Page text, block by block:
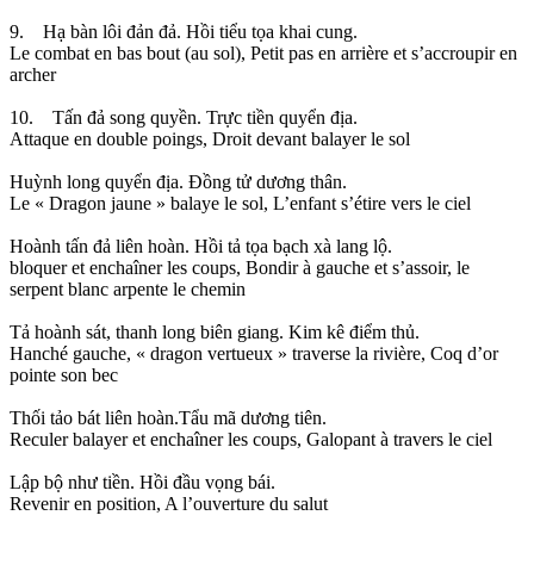
9. Hạ bàn lôi đản đả. Hồi tiểu tọa khai cung.
Le combat en bas bout (au sol), Petit pas en arrière et s’accroupir en
archer
10. Tấn đả song quyền. Trực tiền quyển địa.
Attaque en double poings, Droit devant balayer le sol
Huỳnh long quyển địa. Đồng tử dương thân.
Le « Dragon jaune » balaye le sol, L’enfant s’étire vers le ciel
Hoành tấn đả liên hoàn. Hồi tả tọa bạch xà lang lộ.
bloquer et enchaîner les coups, Bondir à gauche et s’assoir, le
serpent blanc arpente le chemin
Tả hoành sát, thanh long biên giang. Kim kê điểm thủ.
Hanché gauche, « dragon vertueux » traverse la rivière, Coq d’or
pointe son bec
Thối tảo bát liên hoàn.Tẩu mã dương tiên.
Reculer balayer et enchaîner les coups, Galopant à travers le ciel
Lập bộ như tiền. Hồi đầu vọng bái.
Revenir en position, A l’ouverture du salut